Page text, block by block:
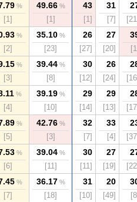
%
[1]
49.66%
[1]
43
[1]
31
[7]
%
[2]
35.10%
[23]
26
[27]
27
[20]
%
[3]
39.44%
[8]
30
[12]
26
[24]
%
[4]
39.19%
[10]
29
[14]
29
[13]
%
[5]
42.76%
[3]
32
[7]
33
[4]
%
[6]
39.04%
[11]
30
[11]
27
[19]
%
[7]
36.17%
[18]
31
[10]
20
[49]